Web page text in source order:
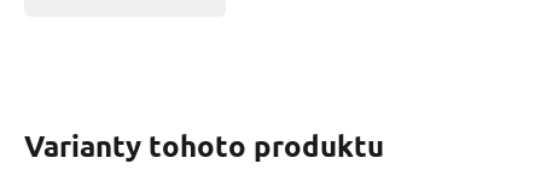
Varianty tohoto produktu